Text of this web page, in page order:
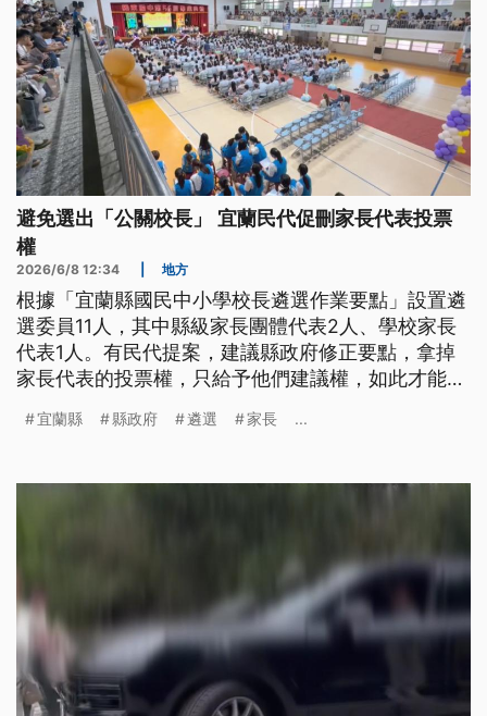
避免選出「公關校長」 宜蘭民代促刪家長代表投票
權
2026/6/8 12:34 地方
根據「宜蘭縣國民中小學校長遴選作業要點」設置遴
選委員11人，其中縣級家長團體代表2人、學校家長
代表1人。有民代提案，建議縣政府修正要點，拿掉
家長代表的投票權，只給予他們建議權，如此才能避
示，會研議討論是否修法。
宜蘭縣 縣政府 遴選 家長 ...